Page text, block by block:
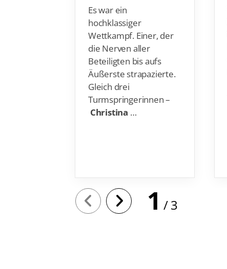
Es war ein
hochklassiger
Wettkampf. Einer, der
die Nerven aller
Beteiligten bis aufs
Äußerste strapazierte.
Gleich drei
Turmspringerinnen –
Christina …
1 3